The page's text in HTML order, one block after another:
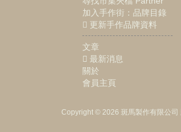
加入手作街：品牌目錄
更新手作品牌資料
文章
最新消息
關於
會員主頁
Copyright © 2026 斑馬製作有限公司